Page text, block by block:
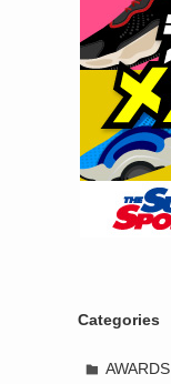
Categories
AWARDS